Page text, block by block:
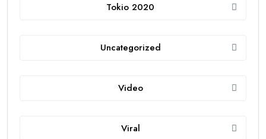
Tokio 2020
Uncategorized
Video
Viral